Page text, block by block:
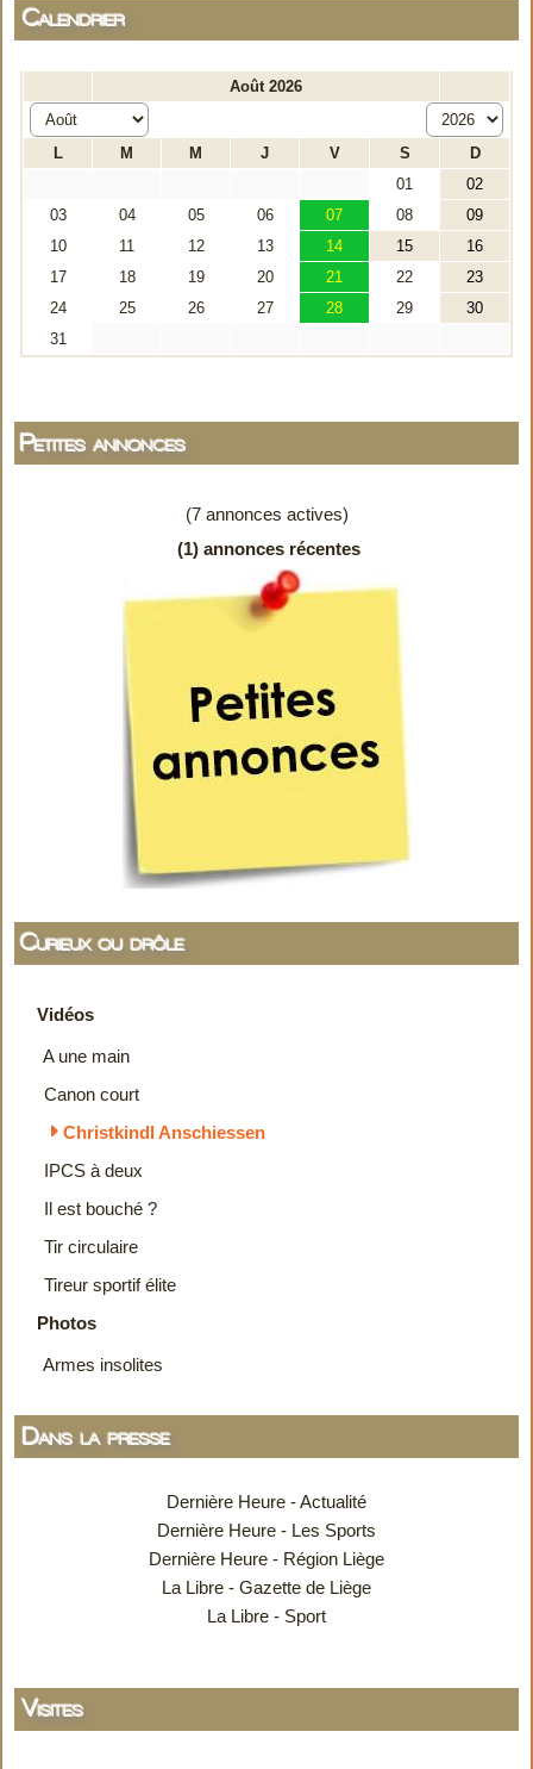
Calendrier
Petites annonces
(7 annonces actives)
(1) annonces récentes
Curieux ou drôle
Vidéos
A une main
Canon court
Christkindl Anschiessen
IPCS à deux
Il est bouché ?
Tir circulaire
Tireur sportif élite
Photos
Armes insolites
Dans la presse
Dernière Heure - Actualité
Dernière Heure - Les Sports
Dernière Heure - Région Liège
La Libre - Gazette de Liège
La Libre - Sport
Visites